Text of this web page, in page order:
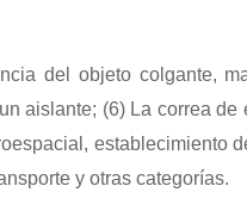
del objeto colgante,
aislante; (6) La correa
establecimiento
y otras categorías.